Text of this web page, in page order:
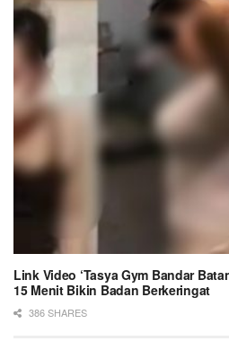
Link Video ‘Tasya Gym Bandar
15 Menit Bikin Badan Berkeringat
386 SHARES